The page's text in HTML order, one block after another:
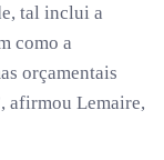
tal inclui a
como a
orçamentais
afirmou Lemaire,